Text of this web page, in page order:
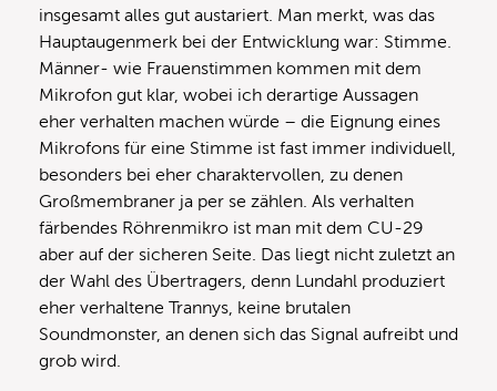
insgesamt alles gut austariert. Man merkt, was das
Hauptaugenmerk bei der Entwicklung war: Stimme.
Männer- wie Frauenstimmen kommen mit dem
Mikrofon gut klar, wobei ich derartige Aussagen
eher verhalten machen würde – die Eignung eines
Mikrofons für eine Stimme ist fast immer individuell,
besonders bei eher charaktervollen, zu denen
Großmembraner ja per se zählen. Als verhalten
färbendes Röhrenmikro ist man mit dem CU-29
aber auf der sicheren Seite. Das liegt nicht zuletzt an
der Wahl des Übertragers, denn Lundahl produziert
eher verhaltene Trannys, keine brutalen
Soundmonster, an denen sich das Signal aufreibt und
grob wird.